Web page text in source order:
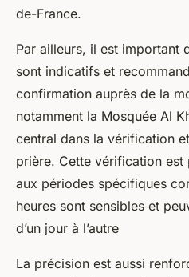
de-France.
Par ailleurs, il est important
sont indicatifs et
confirmation auprès de la
notamment la Mosquée Al
central dans la vérification
prière. Cette vérification
aux périodes spécifiques
heures sont sensibles et
d’un jour à l’autre
La précision est aussi